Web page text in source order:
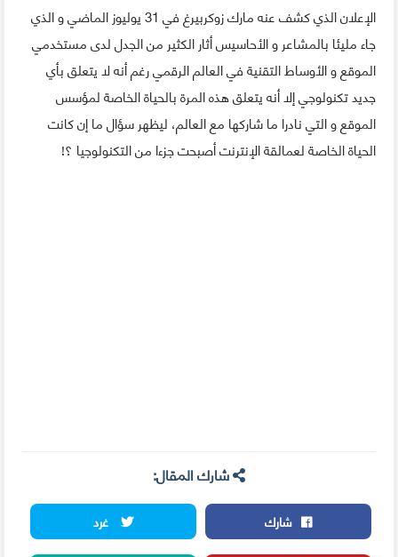
الإعلان الذي كشف عنه مارك زوكربيرغ في 31 يوليوز الماضي و الذي
جاء مليئا بالمشاعر و الأحاسيس أثار الكثير من الجدل لدى مستخدمي
الموقع و الأوساط التقنية في العالم الرقمي رغم أنه لا يتعلق بأي
جديد تكنولوجي إلا أنه يتعلق هذه المرة بالحياة الخاصة لمؤسس
الموقع و التي نادرا ما شاركها مع العالم، ليظهر سؤال ما إن كانت
الحياة الخاصة لعمالقة الإنترنت أصبحت جزءا من التكنولوجيا ؟!
شارك المقال:
شارك
غرد